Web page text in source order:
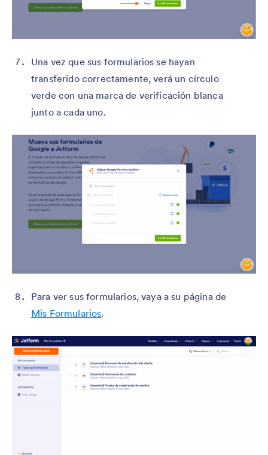
Una vez que sus formularios se hayan
transferido correctamente, verá un círculo
verde con una marca de verificación blanca
junto a cada uno.
Para ver sus formularios, vaya a su página de
Mis Formularios.